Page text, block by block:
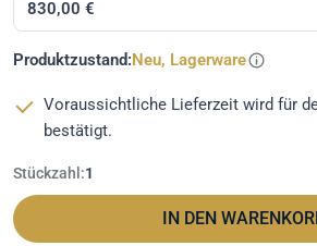
830,00 €
Produktzustand:Neu, Lagerware
Voraussichtliche Lieferzeit wird für
bestätigt.
Stückzahl:1
IN DEN